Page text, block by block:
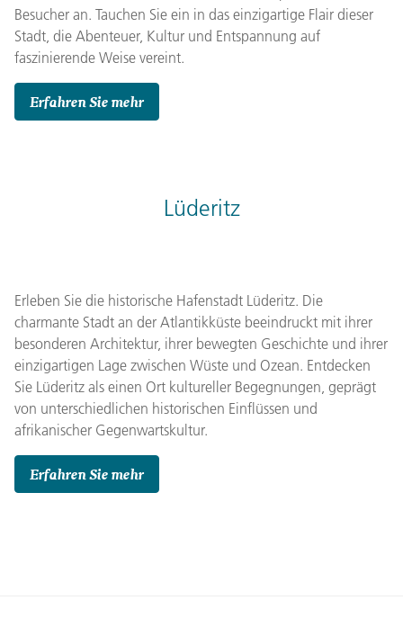
Besucher an. Tauchen Sie ein in das einzigartige Flair dieser
Stadt, die Abenteuer, Kultur und Entspannung auf
faszinierende Weise vereint.
Erfahren Sie mehr
Lüderitz
Erleben Sie die historische Hafenstadt Lüderitz. Die
charmante Stadt an der Atlantikküste beeindruckt mit ihrer
besonderen Architektur, ihrer bewegten Geschichte und ihrer
einzigartigen Lage zwischen Wüste und Ozean. Entdecken
Sie Lüderitz als einen Ort kultureller Begegnungen, geprägt
von unterschiedlichen historischen Einflüssen und
afrikanischer Gegenwartskultur.
Erfahren Sie mehr